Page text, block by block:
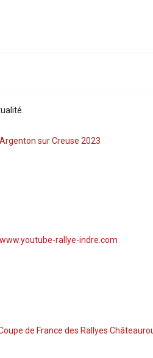
sur Creuse 2023
www.youtube-rallye-indre.com
de France des Rallyes